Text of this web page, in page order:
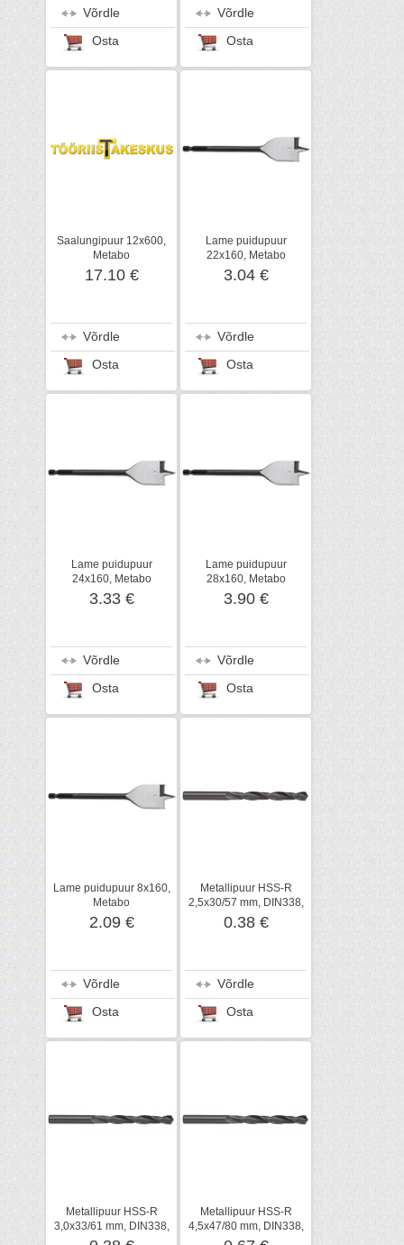
Võrdle
Osta
Võrdle
Osta
Saalungipuur 12x600,
Metabo
17.10 €
Võrdle
Osta
Lame puidupuur
22x160, Metabo
3.04 €
Võrdle
Osta
Lame puidupuur
24x160, Metabo
3.33 €
Võrdle
Osta
Lame puidupuur
28x160, Metabo
3.90 €
Võrdle
Osta
Lame puidupuur 8x160,
Metabo
2.09 €
Võrdle
Osta
Metallipuur HSS-R
2,5x30/57 mm, DIN338,
Metabo
0.38 €
Võrdle
Osta
Metallipuur HSS-R
3,0x33/61 mm, DIN338,
Metabo
Metallipuur HSS-R
4,5x47/80 mm, DIN338,
Metabo